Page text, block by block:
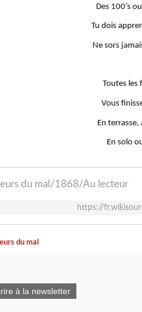
Des 100’s
Tu dois
Ne sors
Toutes les
Vous
En terrasse,
En solo
du mal/1868/Au lecteur
https://
du mal
à la newsletter